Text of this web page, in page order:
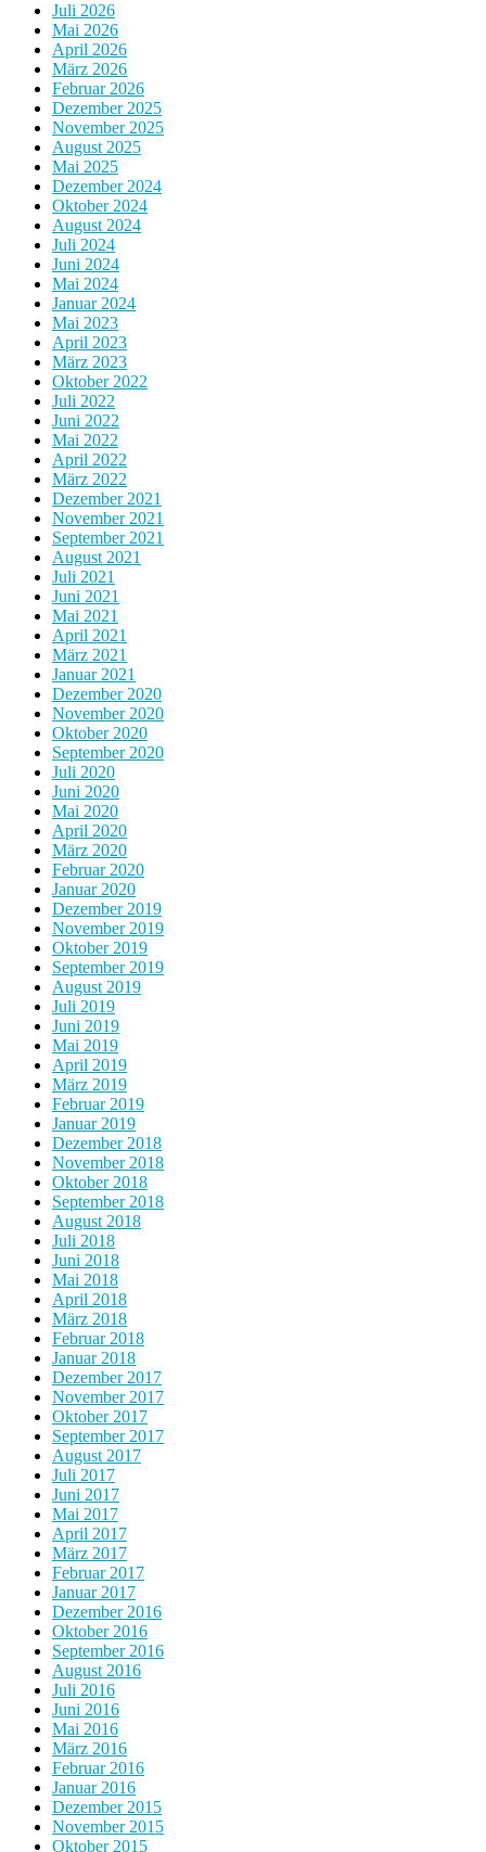
Juli 2026
Mai 2026
April 2026
März 2026
Februar 2026
Dezember 2025
November 2025
August 2025
Mai 2025
Dezember 2024
Oktober 2024
August 2024
Juli 2024
Juni 2024
Mai 2024
Januar 2024
Mai 2023
April 2023
März 2023
Oktober 2022
Juli 2022
Juni 2022
Mai 2022
April 2022
März 2022
Dezember 2021
November 2021
September 2021
August 2021
Juli 2021
Juni 2021
Mai 2021
April 2021
März 2021
Januar 2021
Dezember 2020
November 2020
Oktober 2020
September 2020
Juli 2020
Juni 2020
Mai 2020
April 2020
März 2020
Februar 2020
Januar 2020
Dezember 2019
November 2019
Oktober 2019
September 2019
August 2019
Juli 2019
Juni 2019
Mai 2019
April 2019
März 2019
Februar 2019
Januar 2019
Dezember 2018
November 2018
Oktober 2018
September 2018
August 2018
Juli 2018
Juni 2018
Mai 2018
April 2018
März 2018
Februar 2018
Januar 2018
Dezember 2017
November 2017
Oktober 2017
September 2017
August 2017
Juli 2017
Juni 2017
Mai 2017
April 2017
März 2017
Februar 2017
Januar 2017
Dezember 2016
Oktober 2016
September 2016
August 2016
Juli 2016
Juni 2016
Mai 2016
März 2016
Februar 2016
Januar 2016
Dezember 2015
November 2015
Oktober 2015